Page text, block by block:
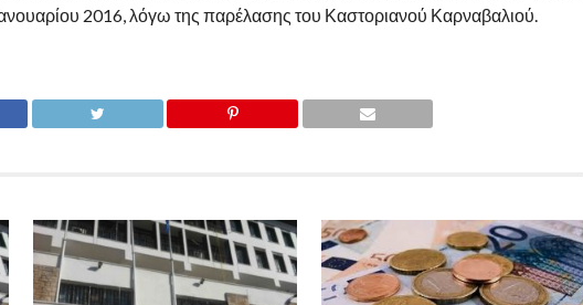
2016, λόγω της παρέλασης του Καστοριανού Καρναβαλιού.